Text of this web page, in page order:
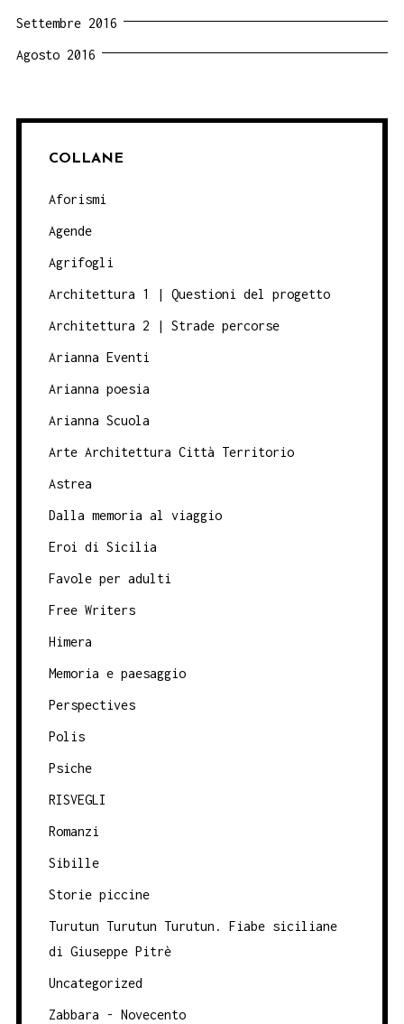
Settembre 2016
Agosto 2016
COLLANE
Aforismi
Agende
Agrifogli
Architettura 1 | Questioni del progetto
Architettura 2 | Strade percorse
Arianna Eventi
Arianna poesia
Arianna Scuola
Arte Architettura Città Territorio
Astrea
Dalla memoria al viaggio
Eroi di Sicilia
Favole per adulti
Free Writers
Himera
Memoria e paesaggio
Perspectives
Polis
Psiche
RISVEGLI
Romanzi
Sibille
Storie piccine
Turutun Turutun Turutun. Fiabe siciliane
di Giuseppe Pitrè
Uncategorized
Zabbara - Novecento